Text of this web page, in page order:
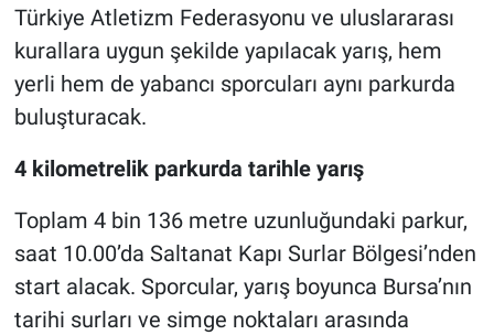
Türkiye Atletizm Federasyonu ve uluslararası
kurallara uygun şekilde yapılacak yarış, hem
yerli hem de yabancı sporcuları aynı parkurda
buluşturacak.
4 kilometrelik parkurda tarihle yarış
Toplam 4 bin 136 metre uzunluğundaki parkur,
saat 10.00’da Saltanat Kapı Surlar Bölgesi’nden
start alacak. Sporcular, yarış boyunca Bursa’nın
tarihi surları ve simge noktaları arasında